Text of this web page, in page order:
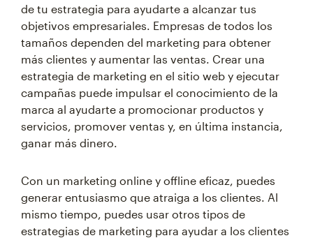
de tu estrategia para ayudarte a alcanzar tus
objetivos empresariales. Empresas de todos los
tamaños dependen del marketing para obtener
más clientes y aumentar las ventas. Crear una
estrategia de marketing en el sitio web y ejecutar
campañas puede impulsar el conocimiento de la
marca al ayudarte a promocionar productos y
servicios, promover ventas y, en última instancia,
ganar más dinero.
Con un marketing online y offline eficaz, puedes
generar entusiasmo que atraiga a los clientes. Al
mismo tiempo, puedes usar otros tipos de
estrategias de marketing para ayudar a los clientes